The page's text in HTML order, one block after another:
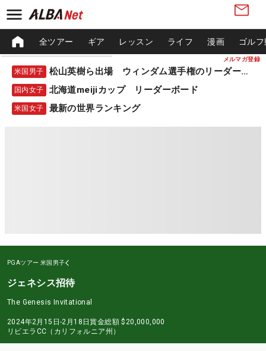
メルマガ登録
全ツアー ギア レッスン ライフ 漫画 ゴル
米国男子 松山英樹ら出場 ウィンダム選手権のリーダーボード
国内女子 北海道meijiカップ リーダーボード
米国女子 最新の世界ランキング
PGAツアー 米国男子
ジェネシス招待
The Genesis Invitational
2024年2月15日-2月18日賞金総額 $20,000,000
リビエラCC（カリフォルニア州）